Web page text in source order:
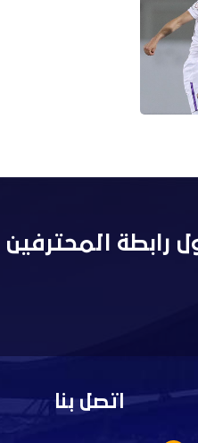
رابطة المحترفين
اتصل بنا